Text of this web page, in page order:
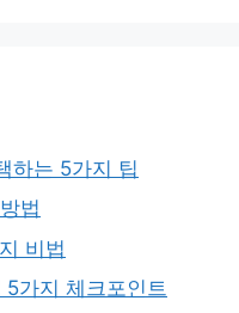
하는 5가지 팁
법
비법
가지 체크포인트